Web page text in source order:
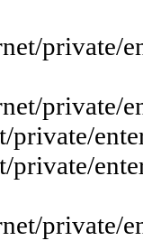
private/
private/
private/
private/
private/